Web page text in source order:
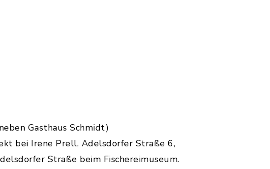
Gasthaus Schmidt)
bei Irene Prell, Adelsdorfer Straße 6,
Straße beim Fischereimuseum.